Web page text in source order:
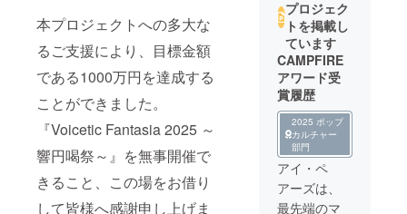
本プロジェクトへの多大な
るご支援により、目標金額
である1000万円を達成する
ことができました。
『Voicetic Fantasia 2025 ～
響円喝祭～』を無事開催で
きること、この場をお借り
して皆様へ感謝申し上げま
プロジェク
トを掲載し
ています
CAMPFIRE
アワード受
賞履歴
2025 ポップ
カルチャー
部門
アイ・ペ
アーズは、
最先端のマ